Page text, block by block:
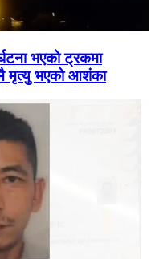
भएको ट्रकमा
मृत्यु भएको आशंका